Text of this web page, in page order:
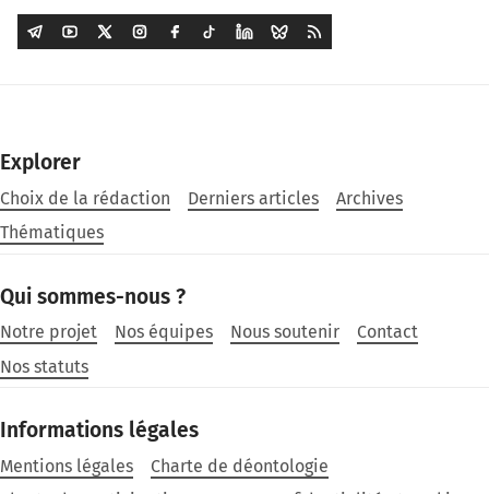
Explorer
Choix de la rédaction Derniers articles
Archives
Thématiques
Qui sommes-nous ?
Notre projet Nos équipes Nous soutenir
Contact
Nos statuts
Informations légales
Mentions légales
Charte de déontologie